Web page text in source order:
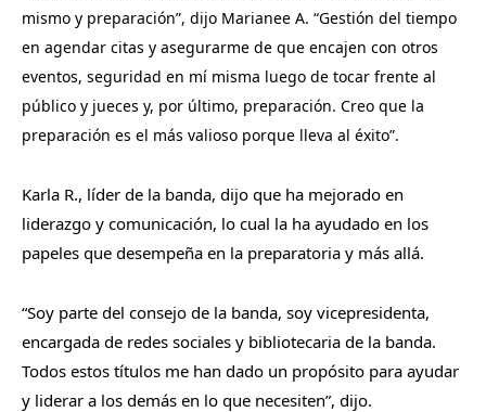
mismo y preparación”, dijo Marianee A. “Gestión del tiempo
en agendar citas y asegurarme de que encajen con otros
eventos, seguridad en mí misma luego de tocar frente al
público y jueces y, por último, preparación. Creo que la
preparación es el más valioso porque lleva al éxito”.
Karla R., líder de la banda, dijo que ha mejorado en
liderazgo y comunicación, lo cual la ha ayudado en los
papeles que desempeña en la preparatoria y más allá.
“Soy parte del consejo de la banda, soy vicepresidenta,
encargada de redes sociales y bibliotecaria de la banda.
Todos estos títulos me han dado un propósito para ayudar
y liderar a los demás en lo que necesiten”, dijo.